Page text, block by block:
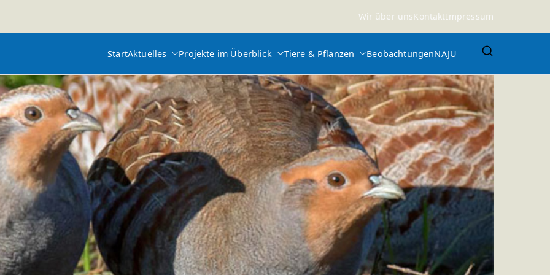
Wir über unsKontaktImpressum
StartAktuelles Projekte im Überblick Tiere & Pflanzen BeobachtungenNAJU